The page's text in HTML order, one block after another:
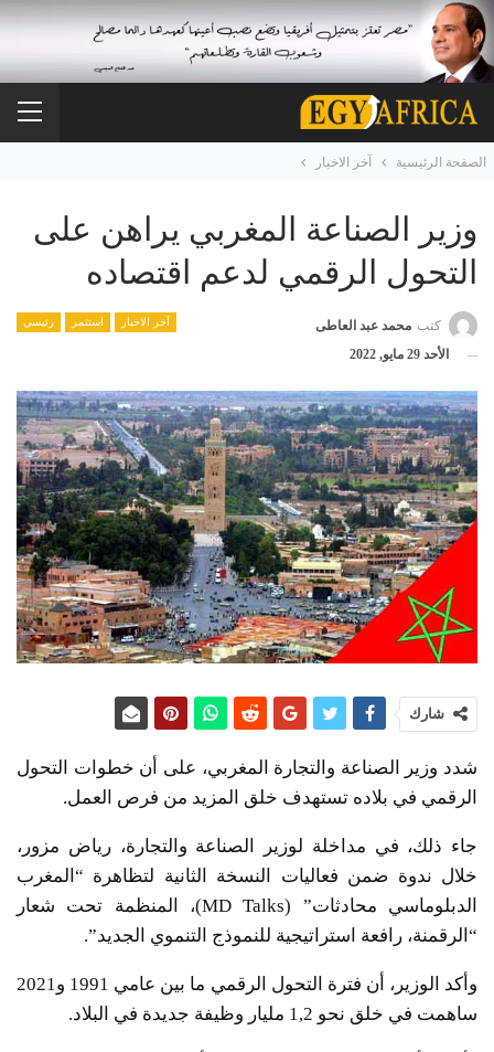
الصفحة الرئيسية آخر الاخبار
وزير الصناعة المغربي يراهن على
التحول الرقمي لدعم اقتصاده
آخر الاخبار استثمر رئيسي كتب محمد عبد العاطى
الأحد 29 مايو, 2022
شارك
شدد وزير الصناعة والتجارة المغربي، على أن خطوات التحول
الرقمي في بلاده تستهدف خلق المزيد من فرص العمل.
جاء ذلك، في مداخلة لوزير الصناعة والتجارة، رياض مزور،
خلال ندوة ضمن فعاليات النسخة الثانية لتظاهرة “المغرب
الدبلوماسي محادثات” (MD Talks)، المنظمة تحت شعار
“الرقمنة، رافعة استراتيجية للنموذج التنموي الجديد”.
وأكد الوزير، أن فترة التحول الرقمي ما بين عامي 1991 و2021
ساهمت في خلق نحو 1,2 مليار وظيفة جديدة في البلاد.